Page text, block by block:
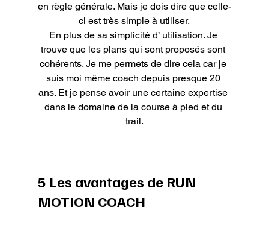
en règle générale. Mais je dois dire que celle-
ci est très simple à utiliser.
En plus de sa simplicité d’ utilisation. Je
trouve que les plans qui sont proposés sont
cohérents. Je me permets de dire cela car je
suis moi même coach depuis presque 20
ans. Et je pense avoir une certaine expertise
dans le domaine de la course à pied et du
trail.
5 Les avantages de RUN
MOTION COACH